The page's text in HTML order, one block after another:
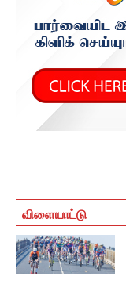
விளையாட்டு